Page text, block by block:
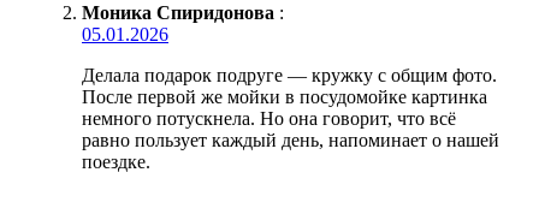
Моника Спиридонова :
05.01.2026
Делала подарок подруге — кружку с общим фото.
После первой же мойки в посудомойке картинка
немного потускнела. Но она говорит, что всё
равно пользует каждый день, напоминает о нашей
поездке.